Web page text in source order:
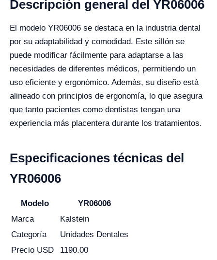
Descripción general del YR06006
El modelo YR06006 se destaca en la industria dental
por su adaptabilidad y comodidad. Este sillón se
puede modificar fácilmente para adaptarse a las
necesidades de diferentes médicos, permitiendo un
uso eficiente y ergonómico. Además, su diseño está
alineado con principios de ergonomía, lo que asegura
que tanto pacientes como dentistas tengan una
experiencia más placentera durante los tratamientos.
Especificaciones técnicas del
YR06006
Modelo
YR06006
Marca
Kalstein
Categoría
Unidades Dentales
Precio USD
1190.00